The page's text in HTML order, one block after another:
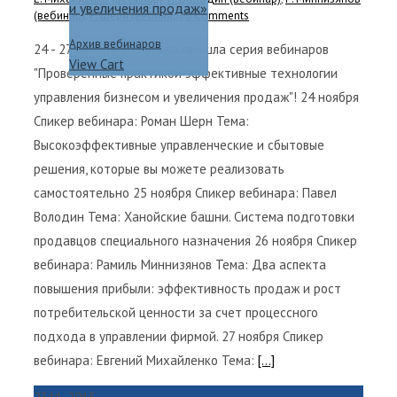
и увеличения продаж»
Архив вебинаров
View Cart
(вебинар),Р. Шерн (вебинар)|0 Comments
24 - 27 ноября 2015 года прошла серия вебинаров
"Проверенные практикой эффективные технологии
управления бизнесом и увеличения продаж"! 24 ноября
Спикер вебинара: Роман Шерн Тема:
Высокоэффективные управленческие и сбытовые
решения, которые вы можете реализовать
самостоятельно 25 ноября Спикер вебинара: Павел
Володин Тема: Ханойские башни. Система подготовки
продавцов специального назначения 26 ноября Спикер
вебинара: Рамиль Миннизянов Тема: Два аспекта
повышения прибыли: эффективность продаж и рост
потребительской ценности за счет процессного
подхода в управлении фирмой. 27 ноября Спикер
вебинара: Евгений Михайленко Тема: [...]